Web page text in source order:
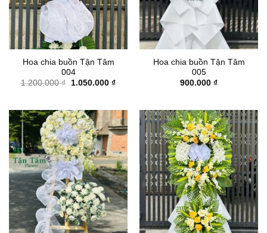
Hoa chia buồn Tận Tâm
004
1.200.000₫
Giá
1.050.000 ₫Giá
1.050.000 ₫.
Hoa chia buồn Tận Tâm
005
900.000 ₫